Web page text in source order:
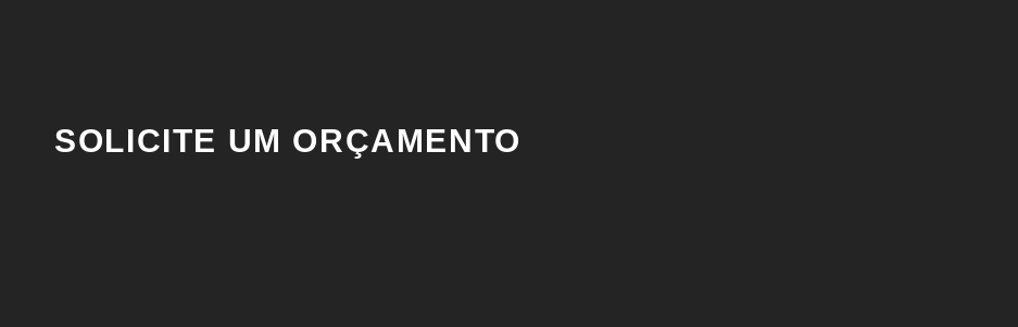
SOLICITE UM ORÇAMENTO